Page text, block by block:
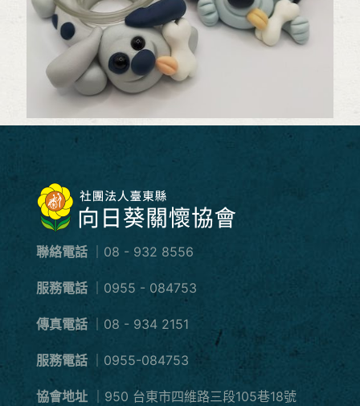
聯絡電話 ｜08 - 932 8556
服務電話 ｜0955 - 084753
傳真電話 ｜08 - 934 2151
服務電話 ｜0955-084753
協會地址 ｜950 台東市四維路三段105巷18號